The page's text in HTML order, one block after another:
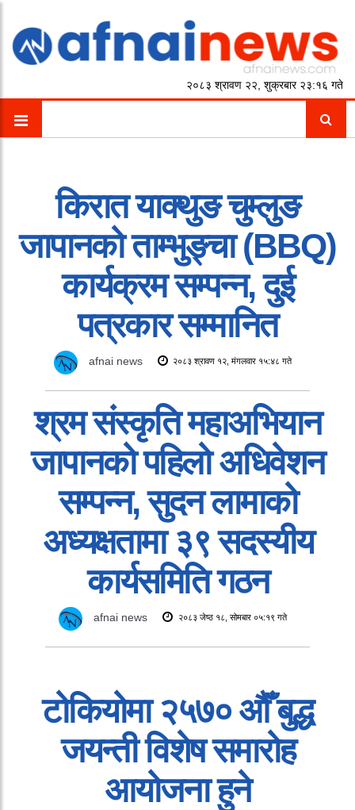
२०८३ श्रावण २२, शुक्रबार २३:१६ गते
किरात याक्थुङ चुम्लुङ
जापानको ताम्भुङ्चा (BBQ)
कार्यक्रम सम्पन्न, दुई
पत्रकार सम्मानित
afnai news २०८३ श्रावण १२, मंगलवार १५:४८ गते
श्रम संस्कृति महाअभियान
जापानको पहिलो अधिवेशन
सम्पन्न, सुदन लामाको
अध्यक्षतामा ३९ सदस्यीय
कार्यसमिति गठन
afnai news २०८३ जेष्ठ १८, सोमबार ०५:१९ गते
टोकियोमा २५७० औँ बुद्ध
जयन्ती विशेष समारोह
आयोजना हुने